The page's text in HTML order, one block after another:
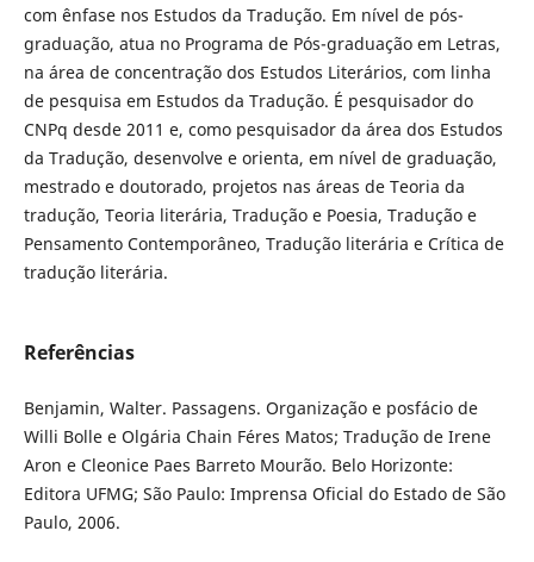
com ênfase nos Estudos da Tradução. Em nível de pós-
graduação, atua no Programa de Pós-graduação em Letras,
na área de concentração dos Estudos Literários, com linha
de pesquisa em Estudos da Tradução. É pesquisador do
CNPq desde 2011 e, como pesquisador da área dos Estudos
da Tradução, desenvolve e orienta, em nível de graduação,
mestrado e doutorado, projetos nas áreas de Teoria da
tradução, Teoria literária, Tradução e Poesia, Tradução e
Pensamento Contemporâneo, Tradução literária e Crítica de
tradução literária.
Referências
Benjamin, Walter. Passagens. Organização e posfácio de
Willi Bolle e Olgária Chain Féres Matos; Tradução de Irene
Aron e Cleonice Paes Barreto Mourão. Belo Horizonte:
Editora UFMG; São Paulo: Imprensa Oficial do Estado de São
Paulo, 2006.